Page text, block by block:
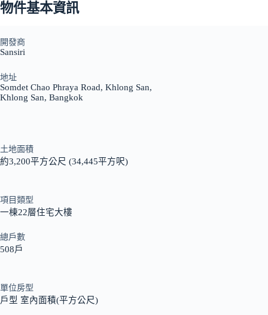
物件基本資訊
開發商
Sansiri
地址
Somdet Chao Phraya Road, Khlong San,
Khlong San, Bangkok
土地面積
約3,200平方公尺 (34,445平方呎)
項目類型
一棟22層住宅大樓
總戶數
508戶
單位房型
戶型 室內面積(平方公尺)